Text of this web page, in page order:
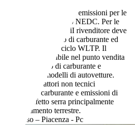
I dati di consumi ed emissioni per le
intendono riferiti al ciclo NEDC. Per le
partire dal 16.2.2021, iI rivenditore deve
relativi al consumo di carburante ed
CO2 misurati con il ciclo WLTP. Il
rendere disponibile nel punto vendita
su risparmio di carburante e
dei nuovi modelli di autovetture.
guida e altri fattori non tecnici
consumo di carburante e emissioni di
il gas a effetto serra principalmente
riscaldamento terrestre.
Caorso – Piacenza - Pc